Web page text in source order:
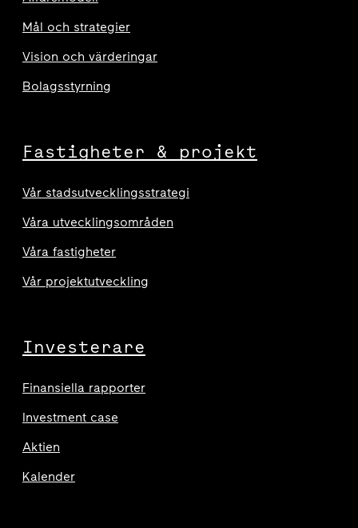
Mål och strategier
Vision och värderingar
Bolagsstyrning
Fastigheter & projekt
Vår stadsutvecklingsstrategi
Våra utvecklingsområden
Våra fastigheter
Vår projektutveckling
Investerare
Finansiella rapporter
Investment case
Aktien
Kalender